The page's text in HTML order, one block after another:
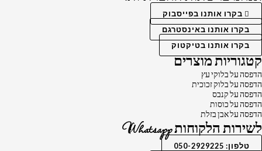
בקרו אותנו בפייסבוק
בקרו אותנו באינסטרגם
בקרו אותנו בטיקטוק
קטגוריות מוצרים
הדפסה על בלוקי עץ
הדפסה על בלוק זכוכית
הדפסה על קנבס
הדפסה על כוסות
הדפסה על אבן בזלת
לשירות הלקוחות Whatsapp
טלפון: 050-2929225